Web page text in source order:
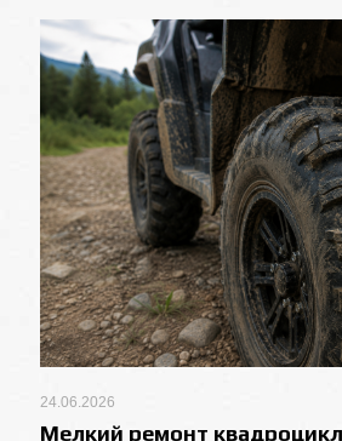
24.06.2026
Мелкий ремонт